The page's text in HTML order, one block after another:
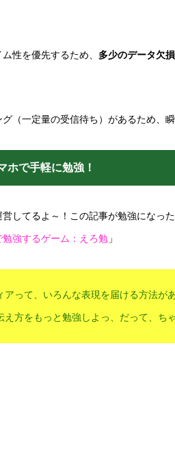
性を優先するため、 多少のデータ欠
（一定量の受信待ち）があるため、
ホで手軽に勉強！
営してるよ～！この記事が勉強にな
勉強するゲーム：えろ勉 」
アって、いろんな表現を届ける方法が
え方をもっと勉強しよっ、だって、ち